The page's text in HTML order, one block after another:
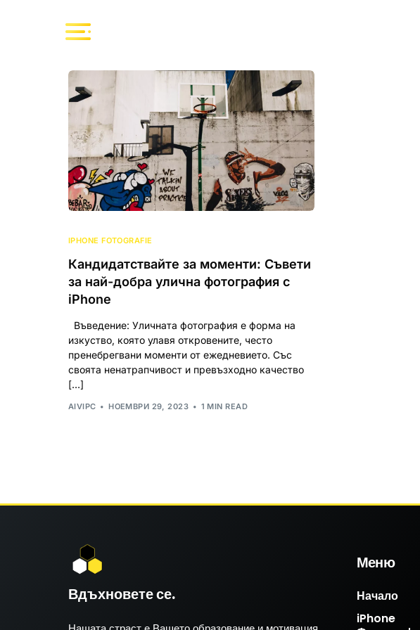
IPHONE FOTOGRAFIE
Кандидатствайте за моменти: Съвети
за най-добра улична фотография с
iPhone
Въведение: Уличната фотография е форма на
изкуство, която улавя откровените, често
пренебрегвани моменти от ежедневието. Със
своята ненатрапчивост и превъзходно качество
[…]
AIVIPC НОЕМВРИ 29, 2023 1 MIN READ
Вдъхновете се.
Меню
Начало
iPhone